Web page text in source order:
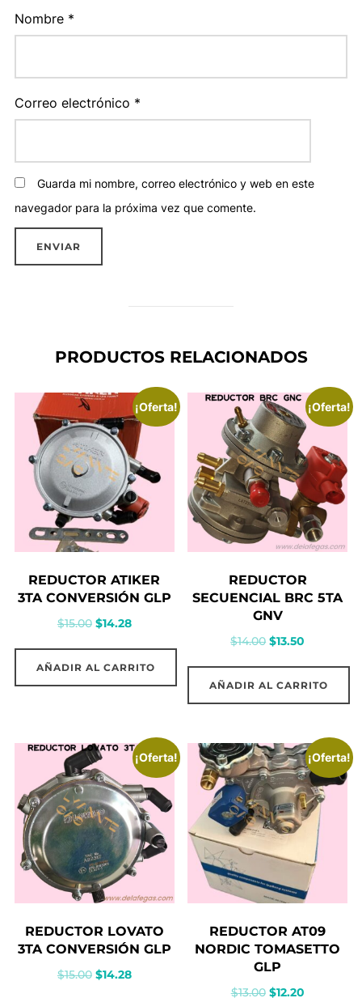
Nombre *
Correo electrónico *
Guarda mi nombre, correo electrónico y web en este
navegador para la próxima vez que comente.
PRODUCTOS RELACIONADOS
¡Oferta!
REDUCTOR ATIKER
3TA CONVERSIÓN GLP
$15.00 El
original
$14.28El
actual
AÑADIR AL CARRITO
¡Oferta!
REDUCTOR
SECUENCIAL BRC 5TA
GNV
$14.00 El
original
$13.50
actual
AÑADIR AL CARRITO
¡Oferta!
REDUCTOR LOVATO
3TA CONVERSIÓN GLP
$15.00 El
$14.28El
¡Oferta!
REDUCTOR AT09
NORDIC TOMASETTO
GLP
$13.00 El
$12.20El